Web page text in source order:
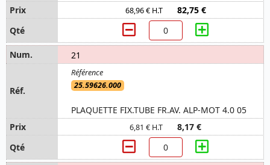
68,96 € H.T 82,75 €
21
25.59626.000
PLAQUETTE FIX.TUBE FR.AV. ALP-MOT 4.0 05
6,81 € H.T 8,17 €